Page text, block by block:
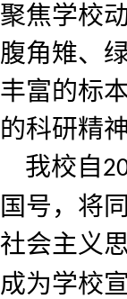
聚焦学校
腹角雉、
丰富的标
的科研精
我校自
国号，将
社会主义
成为学校